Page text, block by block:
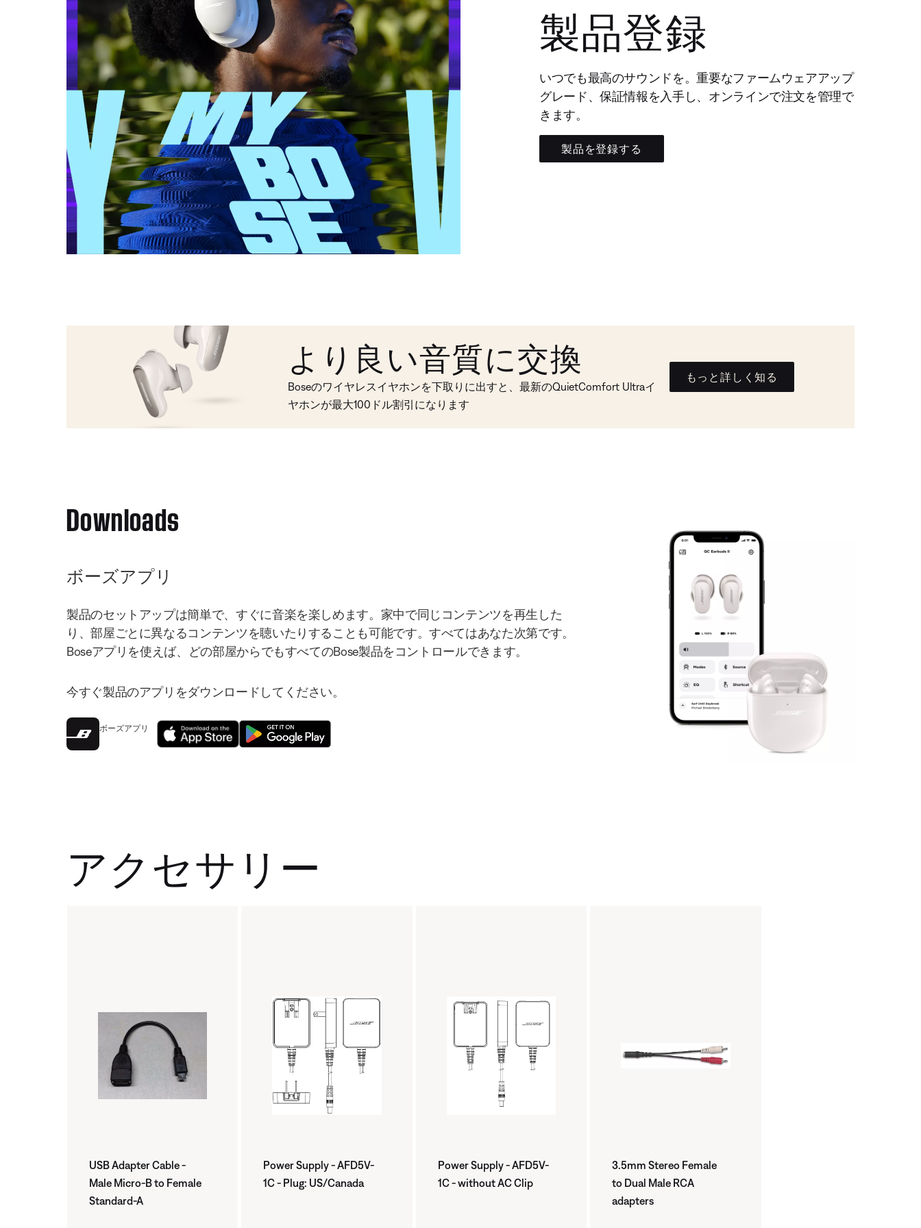
製品登録
いつでも最高のサウンドを。重要なファームウェアアップ
グレード、保証情報を入手し、オンラインで注文を管理で
きます。
製品を登録する
より良い音質に交換
Boseのワイヤレスイヤホンを下取りに出すと、最新のQuietComfort Ultraイ
ヤホンが最大100ドル割引になります
もっと詳しく知る
Downloads
ボーズアプリ
製品のセットアップは簡単で、すぐに音楽を楽しめます。家中で同じコンテンツを再生した
り、部屋ごとに異なるコンテンツを聴いたりすることも可能です。すべてはあなた次第です。
Boseアプリを使えば、どの部屋からでもすべてのBose製品をコントロールできます。
今すぐ製品のアプリをダウンロードしてください。
ボーズアプリ
アクセサリー
USB Adapter Cable -
Male Micro-B to Female
Standard-A
Power Supply - AFD5V-
1C - Plug: US/Canada
Power Supply - AFD5V-
1C - without AC Clip
3.5mm Stereo Female
to Dual Male RCA
adapters